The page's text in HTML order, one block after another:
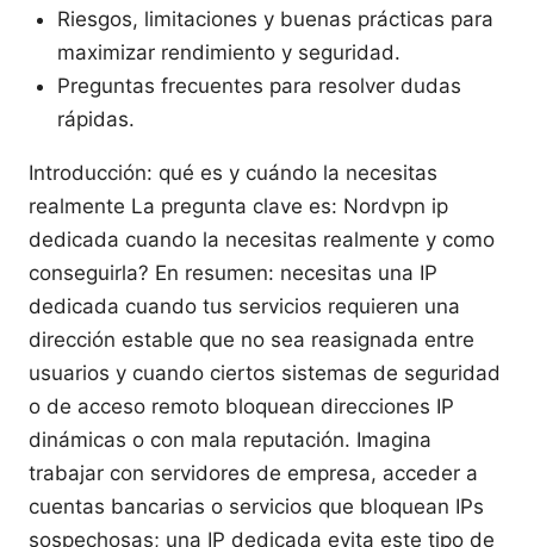
Riesgos, limitaciones y buenas prácticas para
maximizar rendimiento y seguridad.
Preguntas frecuentes para resolver dudas
rápidas.
Introducción: qué es y cuándo la necesitas
realmente La pregunta clave es: Nordvpn ip
dedicada cuando la necesitas realmente y como
conseguirla? En resumen: necesitas una IP
dedicada cuando tus servicios requieren una
dirección estable que no sea reasignada entre
usuarios y cuando ciertos sistemas de seguridad
o de acceso remoto bloquean direcciones IP
dinámicas o con mala reputación. Imagina
trabajar con servidores de empresa, acceder a
cuentas bancarias o servicios que bloquean IPs
sospechosas; una IP dedicada evita este tipo de